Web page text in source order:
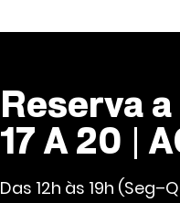
Reserva
17 A 20 |
Das 12h às 19h